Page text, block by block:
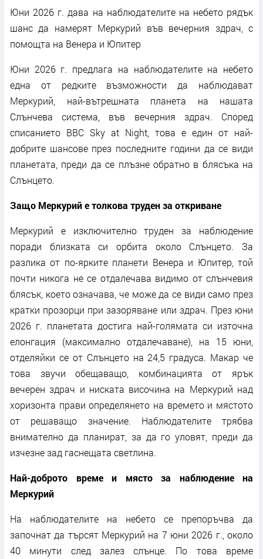
Юни 2026 г. дава на наблюдателите на небето рядък
шанс да намерят Меркурий във вечерния здрач, с
помощта на Венера и Юпитер
Юни 2026 г. предлага на наблюдателите на небето
една от редките възможности да наблюдават
Меркурий, най-вътрешната планета на нашата
Слънчева система, във вечерния здрач. Според
списанието BBC Sky at Night, това е един от най-
добрите шансове през последните години да се види
планетата, преди да се плъзне обратно в блясъка на
Слънцето.
Защо Меркурий е толкова труден за откриване
Меркурий е изключително труден за наблюдение
поради близката си орбита около Слънцето. За
разлика от по-ярките планети Венера и Юпитер, той
почти никога не се отдалечава видимо от слънчевия
блясък, което означава, че може да се види само през
кратки прозорци при зазоряване или здрач. През юни
2026 г. планетата достига най-голямата си източна
елонгация (максимално отдалечаване), на 15 юни,
отделяйки се от Слънцето на 24,5 градуса. Макар че
това звучи обещаващо, комбинацията от ярък
вечерен здрач и ниската височина на Меркурий над
хоризонта прави определянето на времето и мястото
от решаващо значение. Наблюдателите трябва
внимателно да планират, за да го уловят, преди да
изчезне зад гаснещата светлина.
Най-доброто време и място за наблюдение на
Меркурий
На наблюдателите на небето се препоръчва да
започнат да търсят Меркурий на 7 юни 2026 г., около
40 минути след залез слънце. По това време